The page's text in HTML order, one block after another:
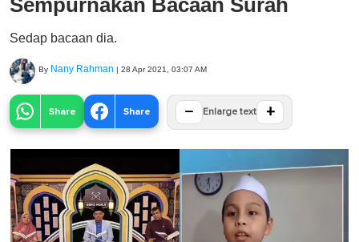
Sedap bacaan dia.
By Nany Rahman | 28 Apr 2021, 03:07 AM
Share Share − Enlarge text +